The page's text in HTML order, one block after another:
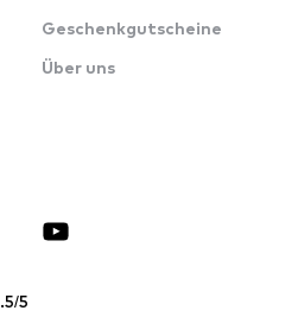
Geschenkgutscheine
Über uns
5